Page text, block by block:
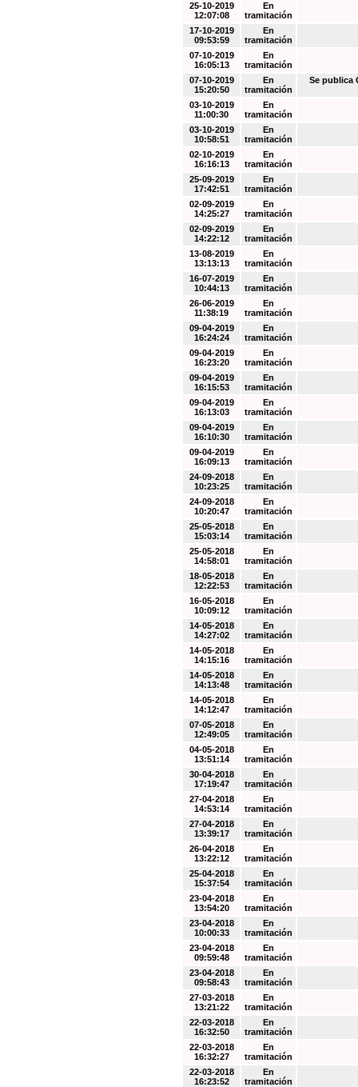
25-10-2019
12:07:08
En
tramitación
17-10-2019
09:53:59
En
tramitación
07-10-2019
16:05:13
En
tramitación
07-10-2019
15:20:50
En
tramitación
Se publica
03-10-2019
11:00:30
En
tramitación
03-10-2019
10:58:51
En
tramitación
02-10-2019
16:16:13
En
tramitación
25-09-2019
17:42:51
En
tramitación
02-09-2019
14:25:27
En
tramitación
02-09-2019
14:22:12
En
tramitación
13-08-2019
13:13:13
En
tramitación
16-07-2019
10:44:13
En
tramitación
26-06-2019
11:38:19
En
tramitación
09-04-2019
16:24:24
En
tramitación
09-04-2019
16:23:20
En
tramitación
09-04-2019
16:15:53
En
tramitación
09-04-2019
16:13:03
En
tramitación
09-04-2019
16:10:30
En
tramitación
09-04-2019
16:09:13
En
tramitación
24-09-2018
10:23:25
En
tramitación
24-09-2018
10:20:47
En
tramitación
25-05-2018
15:03:14
En
tramitación
25-05-2018
14:58:01
En
tramitación
18-05-2018
12:22:53
En
tramitación
16-05-2018
10:09:12
En
tramitación
14-05-2018
14:27:02
En
tramitación
14-05-2018
14:15:16
En
tramitación
14-05-2018
14:13:48
En
tramitación
14-05-2018
14:12:47
En
tramitación
07-05-2018
12:49:05
En
tramitación
04-05-2018
13:51:14
En
tramitación
30-04-2018
17:19:47
En
tramitación
27-04-2018
14:53:14
En
tramitación
27-04-2018
13:39:17
En
tramitación
26-04-2018
13:22:12
En
tramitación
25-04-2018
15:37:54
En
tramitación
23-04-2018
13:54:20
En
tramitación
23-04-2018
10:00:33
En
tramitación
23-04-2018
09:59:48
En
tramitación
23-04-2018
09:58:43
En
tramitación
27-03-2018
13:21:22
En
tramitación
22-03-2018
16:32:50
En
tramitación
22-03-2018
16:32:27
En
tramitación
22-03-2018
16:23:52
En
tramitación